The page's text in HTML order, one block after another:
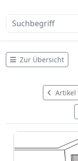
Zur Übersicht
Artikel